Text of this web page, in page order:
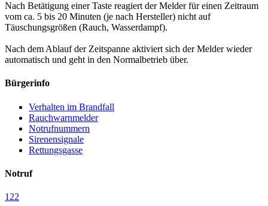
Nach Betätigung einer Taste reagiert der Melder für einen Zeitraum
vom ca. 5 bis 20 Minuten (je nach Hersteller) nicht auf
Täuschungsgrößen (Rauch, Wasserdampf).
Nach dem Ablauf der Zeitspanne aktiviert sich der Melder wieder
automatisch und geht in den Normalbetrieb über.
Bürgerinfo
Verhalten im Brandfall
Rauchwarnmelder
Notrufnummern
Sirenensignale
Rettungsgasse
Notruf
122